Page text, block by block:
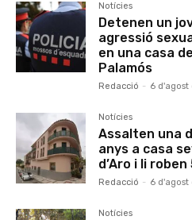
Notícies
Detenen un
agressió
en una casa
Palamós
Redacció - 6
Notícies
Assalten una
anys a casa
d’Aro i li
Redacció - 6
Notícies